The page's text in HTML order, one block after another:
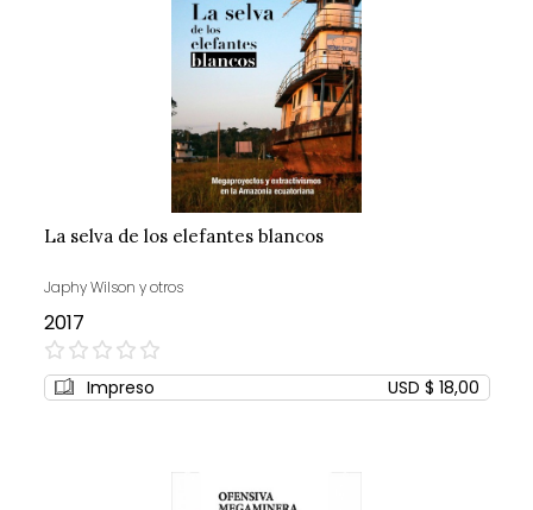
La selva de los elefantes blancos
Japhy Wilson y otros
2017
0%
Impreso USD $ 18,00